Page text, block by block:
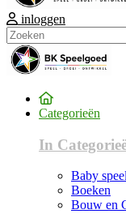
inloggen
Categorieën
In
Baby
Boeken
Bouw en